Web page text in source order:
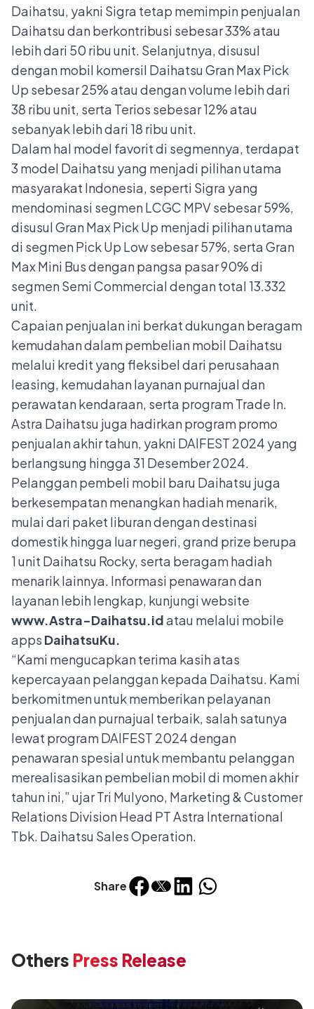
Share
Daihatsu, yakni Sigra tetap memimpin penjualan
Daihatsu dan berkontribusi sebesar 33% atau
lebih dari 50 ribu unit. Selanjutnya, disusul
dengan mobil komersil Daihatsu Gran Max Pick
Up sebesar 25% atau dengan volume lebih dari
38 ribu unit, serta Terios sebesar 12% atau
sebanyak lebih dari 18 ribu unit.
Dalam hal model favorit di segmennya, terdapat
3 model Daihatsu yang menjadi pilihan utama
masyarakat Indonesia, seperti Sigra yang
mendominasi segmen LCGC MPV sebesar 59%,
disusul Gran Max Pick Up menjadi pilihan utama
di segmen Pick Up Low sebesar 57%, serta Gran
Max Mini Bus dengan pangsa pasar 90% di
segmen Semi Commercial dengan total 13.332
unit.
Capaian penjualan ini berkat dukungan beragam
kemudahan dalam pembelian mobil Daihatsu
melalui kredit yang fleksibel dari perusahaan
leasing, kemudahan layanan purnajual dan
perawatan kendaraan, serta program Trade In.
Astra Daihatsu juga hadirkan program promo
penjualan akhir tahun, yakni DAIFEST 2024 yang
berlangsung hingga 31 Desember 2024.
Pelanggan pembeli mobil baru Daihatsu juga
berkesempatan menangkan hadiah menarik,
mulai dari paket liburan dengan destinasi
domestik hingga luar negeri, grand prize berupa
1 unit Daihatsu Rocky, serta beragam hadiah
menarik lainnya. Informasi penawaran dan
layanan lebih lengkap, kunjungi website
www.Astra-Daihatsu.idatau melalui mobile
apps DaihatsuKu.
“Kami mengucapkan terima kasih atas
kepercayaan pelanggan kepada Daihatsu. Kami
berkomitmen untuk memberikan pelayanan
penjualan dan purnajual terbaik, salah satunya
lewat program DAIFEST 2024 dengan
penawaran spesial untuk membantu pelanggan
merealisasikan pembelian mobil di momen akhir
tahun ini,” ujar Tri Mulyono, Marketing & Customer
Relations Division Head PT Astra International
Tbk. Daihatsu Sales Operation.
Others Press Release